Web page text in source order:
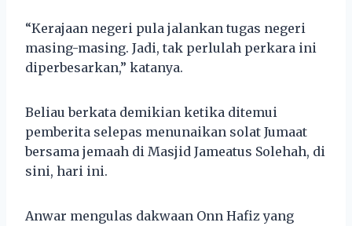
“Kerajaan negeri pula jalankan tugas negeri
masing-masing. Jadi, tak perlulah perkara ini
diperbesarkan,” katanya.
Beliau berkata demikian ketika ditemui
pemberita selepas menunaikan solat Jumaat
bersama jemaah di Masjid Jameatus Solehah, di
sini, hari ini.
Anwar mengulas dakwaan Onn Hafiz yang